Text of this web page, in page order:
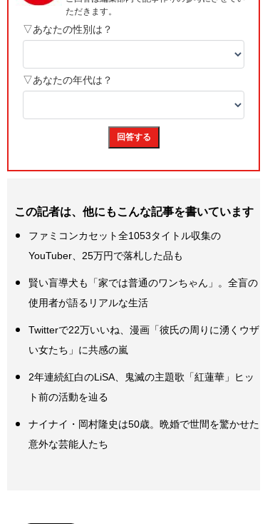
この記者は、他にもこんな記事を書いています
ファミコンカセット全1053タイトル収集の
YouTuber、25万円で落札した品も
賢い盲導犬も「家では普通のワンちゃん」。全盲の
使用者が語るリアルな生活
Twitterで22万いいね、漫画「彼氏の周りに湧くウザ
い女たち」に共感の嵐
2年連続紅白のLiSA、鬼滅の主題歌「紅蓮華」ヒッ
ト前の活動を辿る
ナイナイ・岡村隆史は50歳。晩婚で世間を驚かせた
意外な芸能人たち